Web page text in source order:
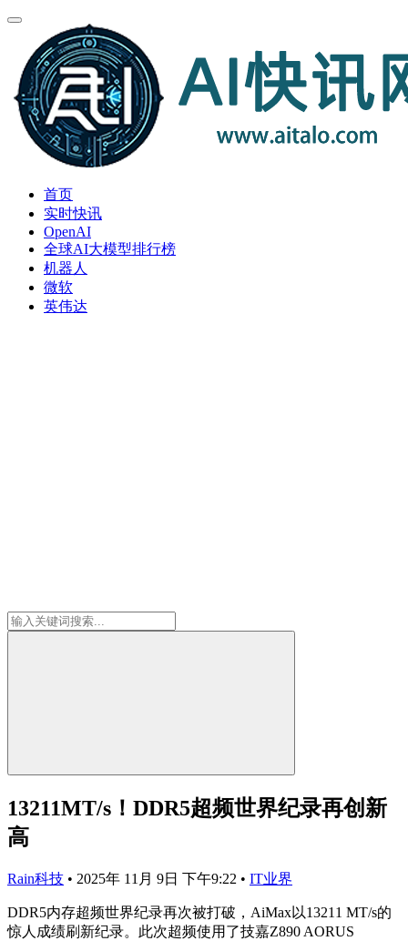
首页
实时快讯
OpenAI
全球AI大模型排行榜
机器人
微软
英伟达
13211MT/s！DDR5超频世界纪录再创新
高
Rain科技 • 2025年 11月 9日 下午9:22 • IT业界
DDR5内存超频世界纪录再次被打破，AiMax以13211 MT/s的
惊人成绩刷新纪录。此次超频使用了技嘉Z890 AORUS